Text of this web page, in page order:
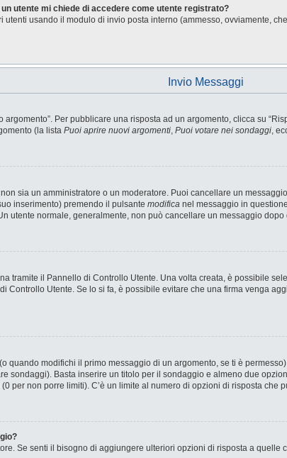
utente mi chiede di accedere come utente registrato?
usando il modulo di invio posta interno (ammesso, ovviamente,
Invio Messaggi
Per pubblicare una risposta ad un argomento, clicca su
(la lista Puoi aprire nuovi argomenti, Puoi votare nei sondaggi,
sia un amministratore o un moderatore. Puoi cancellare un
inserimento) premendo il pulsante modifica nel messaggio in
utente normale, generalmente, non può cancellare un messaggio
tramite il Pannello di Controllo Utente. Una volta creata, è possibile
Controllo Utente. Se lo si fa, è possibile evitare che una firma venga
quando modifichi il primo messaggio di un argomento, se ti è
sondaggi). Basta inserire un titolo per il sondaggio e almeno due
per non porre limiti). C’è un limite al numero di opzioni di risposta che
Se senti il bisogno di aggiungere ulteriori opzioni di risposta a quelle